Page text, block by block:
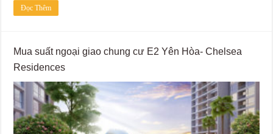
Đọc Thêm
Mua suất ngoại giao chung cư E2 Yên Hòa- Chelsea
Residences